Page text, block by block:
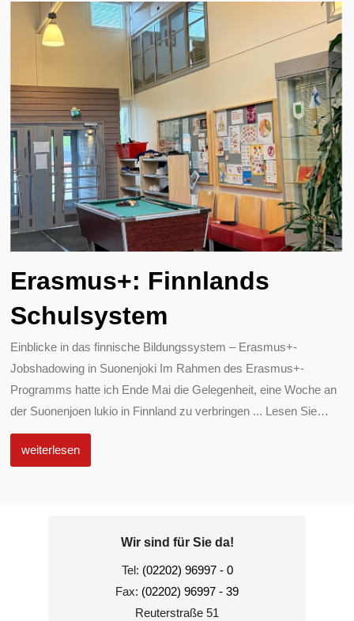
Erasmus+: Finnlands
Schulsystem
Einblicke in das finnische Bildungssystem – Erasmus+-
Jobshadowing in Suonenjoki Im Rahmen des Erasmus+-
Programms hatte ich Ende Mai die Gelegenheit, eine Woche an
der Suonenjoen lukio in Finnland zu verbringen ... Lesen Sie…
weiterlesen
Wir sind für Sie da!
Tel: (02202) 96997 - 0
Fax: (02202) 96997 - 39
Reuterstraße 51